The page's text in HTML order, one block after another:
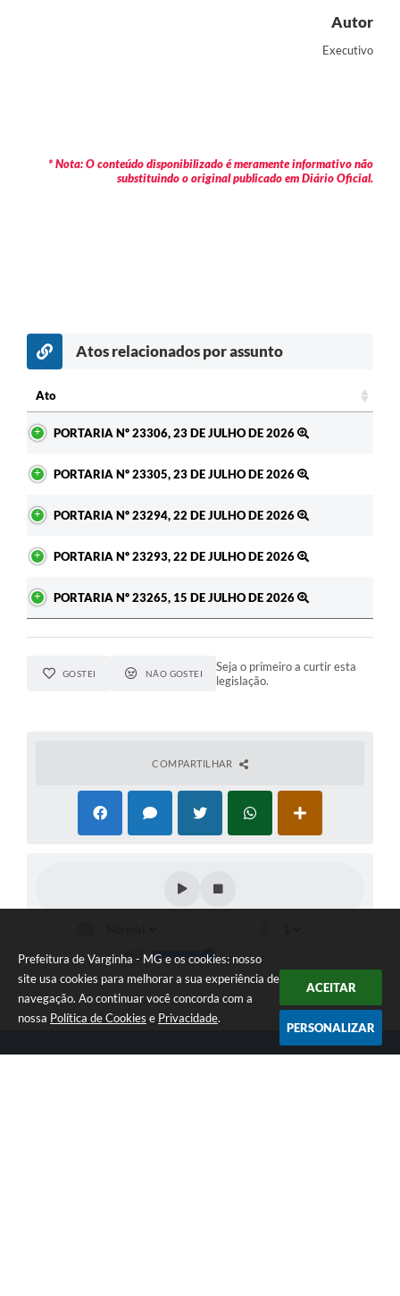
Prefeitura de Varginha - MG e os cookies: nosso
site usa cookies para melhorar a sua experiência de
navegação. Ao continuar você concorda com a
nossa Política de Cookies e Privacidade.
ACEITAR
PERSONALIZAR
Autor
Executivo
* Nota: O conteúdo disponibilizado é meramente informativo não
substituindo o original publicado em Diário Oficial.
Atos relacionados por assunto
Ato
PORTARIA Nº 23306, 23 DE JULHO DE 2026
PORTARIA Nº 23305, 23 DE JULHO DE 2026
PORTARIA Nº 23294, 22 DE JULHO DE 2026
PORTARIA Nº 23293, 22 DE JULHO DE 2026
PORTARIA Nº 23265, 15 DE JULHO DE 2026
GOSTEI NÃO GOSTEI
Seja o primeiro a curtir esta
legislação.
COMPARTILHAR